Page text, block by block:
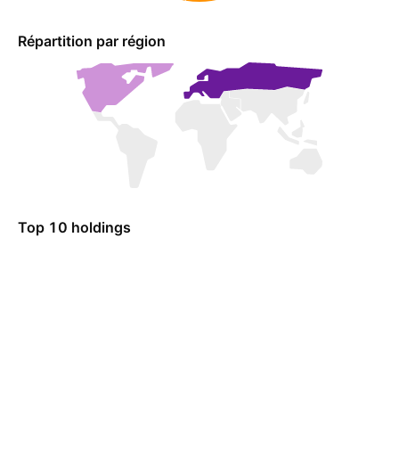
Répartition par région
Top 10 holdings